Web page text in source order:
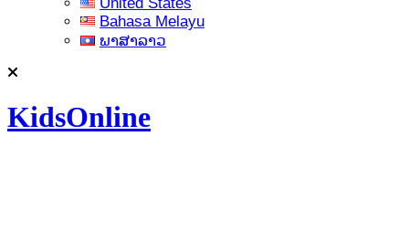
Bahasa Melayu
ພາສາລາວ
KidsOnline